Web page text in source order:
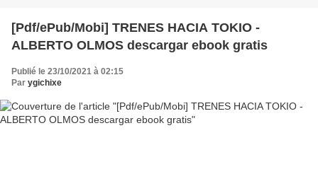
[Pdf/ePub/Mobi] TRENES HACIA TOKIO -
ALBERTO OLMOS descargar ebook gratis
Publié le 23/10/2021 à 02:15
Par ygichixe